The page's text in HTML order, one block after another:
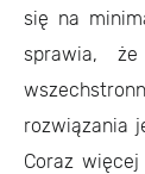
się na
sprawia,
rozwiązania
Coraz